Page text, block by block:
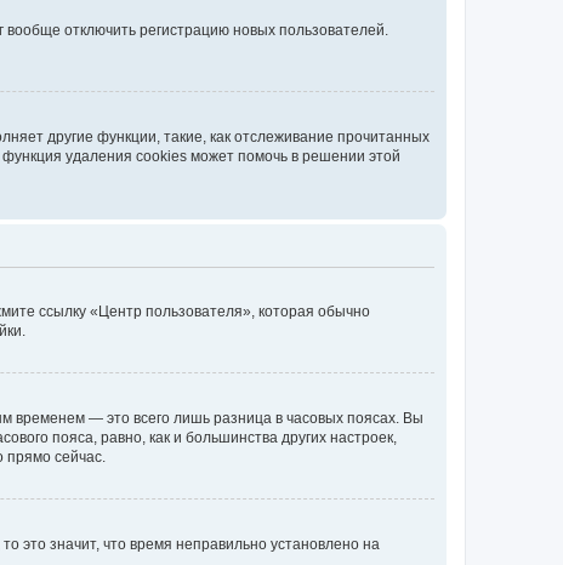
отключить регистрацию новых пользователей.
другие функции, такие, как отслеживание прочитанных
удаления cookies может помочь в решении этой
ссылку «Центр пользователя», которая обычно
временем — это всего лишь разница в часовых поясах. Вы
пояса, равно, как и большинства других настроек,
сейчас.
это значит, что время неправильно установлено на